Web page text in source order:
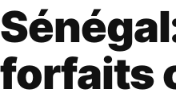
forfaits